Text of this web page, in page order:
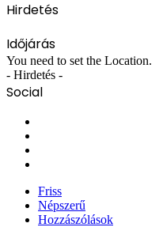
Hirdetés
Időjárás
You need to set the Location.
- Hirdetés -
Social
Friss
Népszerű
Hozzászólások